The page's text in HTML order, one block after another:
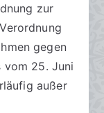
zur
gegen
vom 25. Juni
außer